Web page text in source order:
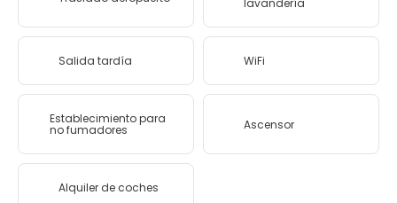
lavandería
Salida tardía WiFi
Establecimiento para
no fumadores Ascensor
Alquiler de coches